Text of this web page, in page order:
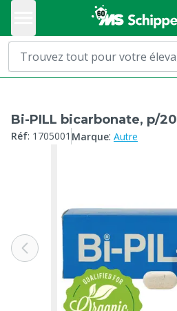
Bi-PILL bicarbonate, p/20
Réf: 1705001 Marque: Autre